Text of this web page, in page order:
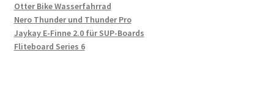
Otter Bike Wasserfahrrad
Nero Thunder und Thunder Pro
Jaykay E-Finne 2.0 für SUP-Boards
Fliteboard Series 6